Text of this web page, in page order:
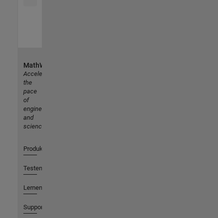
MathWorks
Accelerating
the
pace
of
engineering
and
science
Produkte
Testen oder Kaufen
Lernen
Support